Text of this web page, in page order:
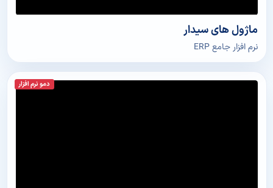
ماژول های سیدار
نرم افزار جامع ERP
دمو نرم افزار